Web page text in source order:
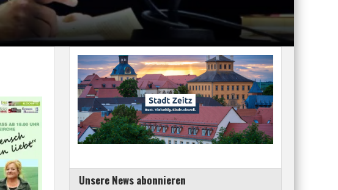
Unsere News abonnieren